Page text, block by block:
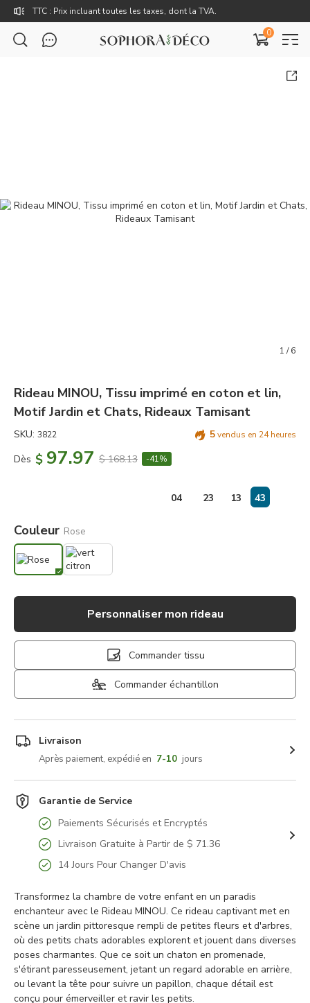
Rejoignez Sophora Déco pour des coupons exclusifs !
0
1 /6
Rideau MINOU, Tissu imprimé en coton et lin,
Motif Jardin et Chats, Rideaux Tamisant
SKU: 3822 5vendus en 24 heures
Dès $ 97.97 $ 168.13 -41%
04 23 13 42
Couleur Rose
Personnaliser mon rideau
Commander tissu
Commander échantillon
Livraison
Après paiement, expédié en 7-10 jours
Garantie de Service
Paiements Sécurisés et Encryptés
Livraison Gratuite à Partir de $ 71.36
14 Jours Pour Changer D'avis
Transformez la chambre de votre enfant en un paradis
enchanteur avec le Rideau MINOU. Ce rideau captivant met en
scène un jardin pittoresque rempli de petites fleurs et d'arbres,
où des petits chats adorables explorent et jouent dans diverses
poses charmantes. Que ce soit un chaton en promenade,
s'étirant paresseusement, jetant un regard adorable en arrière,
ou levant la tête pour suivre un papillon, chaque détail est
conçu pour émerveiller et ravir les petits.